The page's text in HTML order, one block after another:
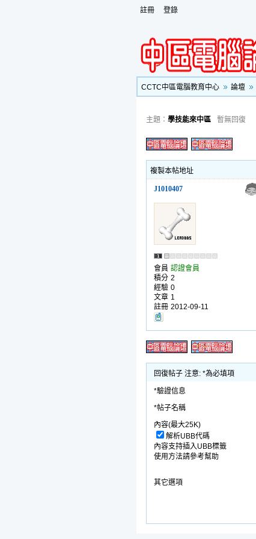
註冊 登錄
CCTC中區電腦教育中心
論壇
主題： 學技能來中區 暫無回復
複製本帖地址
J1010407
會員 認證會員
積分 2
經驗 0
文章 1
註冊 2012-09-11
回復帖子 注意: *為必填項
*驗證信息
*帖子名稱
內容(最大25K)
解析UBB代碼
內容支持插入UBB標籤
使用方法請參考幫助
其它選項